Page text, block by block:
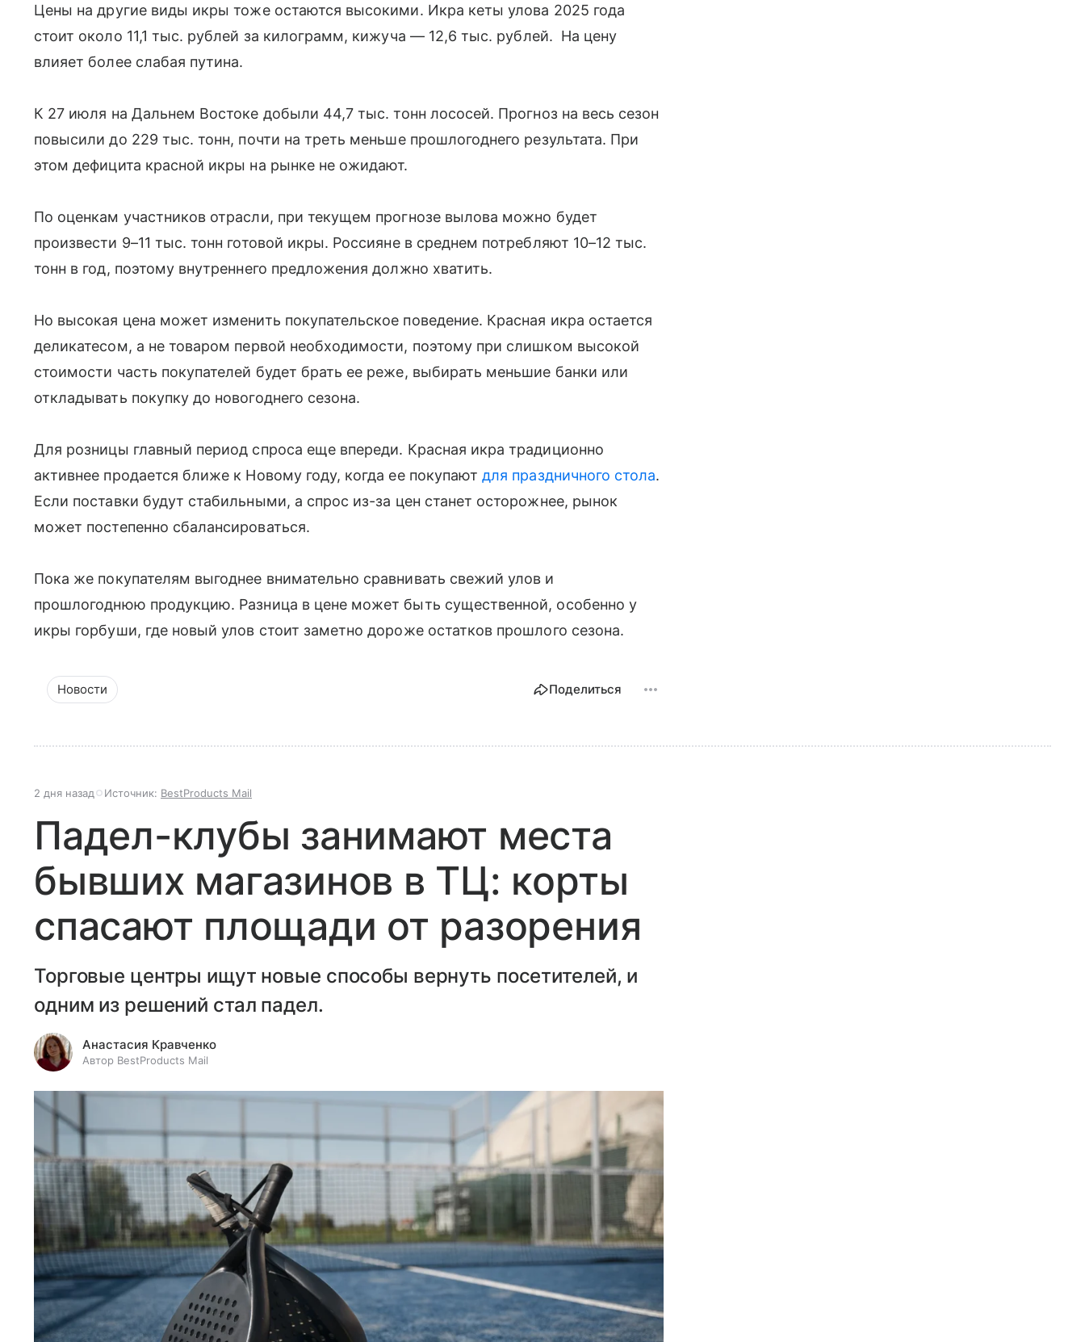
Цены на другие виды икры тоже остаются высокими. Икра кеты улова 2025 года
стоит около 11,1 тыс. рублей за килограмм, кижуча — 12,6 тыс. рублей. На цену
влияет более слабая путина.
К 27 июля на Дальнем Востоке добыли 44,7 тыс. тонн лососей. Прогноз на весь сезон
повысили до 229 тыс. тонн, почти на треть меньше прошлогоднего результата. При
этом дефицита красной икры на рынке не ожидают.
По оценкам участников отрасли, при текущем прогнозе вылова можно будет
произвести 9–11 тыс. тонн готовой икры. Россияне в среднем потребляют 10–12 тыс.
тонн в год, поэтому внутреннего предложения должно хватить.
Но высокая цена может изменить покупательское поведение. Красная икра остается
деликатесом, а не товаром первой необходимости, поэтому при слишком высокой
стоимости часть покупателей будет брать ее реже, выбирать меньшие банки или
откладывать покупку до новогоднего сезона.
Для розницы главный период спроса еще впереди. Красная икра традиционно
активнее продается ближе к Новому году, когда ее покупаютдля праздничного стола.
Если поставки будут стабильными, а спрос из-за цен станет осторожнее, рынок
может постепенно сбалансироваться.
Пока же покупателям выгоднее внимательно сравнивать свежий улов и
прошлогоднюю продукцию. Разница в цене может быть существенной, особенно у
икры горбуши, где новый улов стоит заметно дороже остатков прошлого сезона.
Новости Поделиться
2 дня назад Источник: BestProducts Mail
Падел-клубы занимают места
бывших магазинов в ТЦ: корты
спасают площади от разорения
Торговые центры ищут новые способы вернуть посетителей, и
одним из решений стал падел.
Анастасия Кравченко
Автор BestProducts Mail